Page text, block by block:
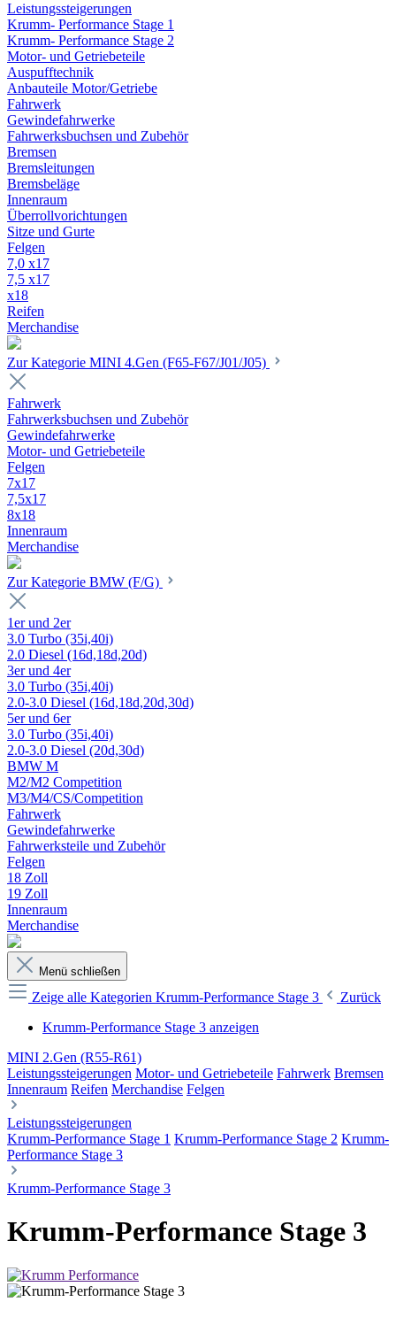
Leistungssteigerungen
Krumm- Performance Stage 1
Krumm- Performance Stage 2
Motor- und Getriebeteile
Auspufftechnik
Anbauteile Motor/Getriebe
Fahrwerk
Gewindefahrwerke
Fahrwerksbuchsen und Zubehör
Bremsen
Bremsleitungen
Bremsbeläge
Innenraum
Überrollvorichtungen
Sitze und Gurte
Felgen
7,0 x17
7,5 x17
x18
Reifen
Merchandise
Zur Kategorie MINI 4.Gen (F65-F67/J01/J05)
Fahrwerk
Fahrwerksbuchsen und Zubehör
Gewindefahrwerke
Motor- und Getriebeteile
Felgen
7x17
7,5x17
8x18
Innenraum
Merchandise
Zur Kategorie BMW (F/G)
1er und 2er
3.0 Turbo (35i,40i)
2.0 Diesel (16d,18d,20d)
3er und 4er
3.0 Turbo (35i,40i)
2.0-3.0 Diesel (16d,18d,20d,30d)
5er und 6er
3.0 Turbo (35i,40i)
2.0-3.0 Diesel (20d,30d)
BMW M
M2/M2 Competition
M3/M4/CS/Competition
Fahrwerk
Gewindefahrwerke
Fahrwerksteile und Zubehör
Felgen
18 Zoll
19 Zoll
Innenraum
Merchandise
Menü schließen
Zeige alle Kategorien Krumm-Performance Stage 3
Zurück
Krumm-Performance Stage 3 anzeigen
MINI 2.Gen (R55-R61)
Leistungssteigerungen Motor- und Getriebeteile Fahrwerk Bremsen
Innenraum Reifen Merchandise Felgen
Leistungssteigerungen
Krumm-Performance Stage 1 Krumm-Performance Stage 2 Krumm-
Performance Stage 3
Krumm-Performance Stage 3
Krumm-Performance Stage 3